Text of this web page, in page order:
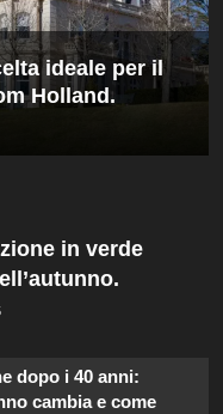
ideale per il
Holland.
in verde
dopo i 40 anni:
cambia e come